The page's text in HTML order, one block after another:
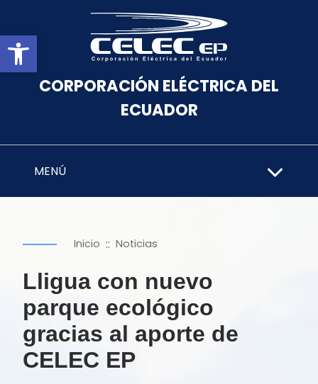
Abrir barra de herramientas
CORPORACIÓN ELÉCTRICA DEL
ECUADOR
MENÚ
Inicio :: Noticias
Lligua con nuevo
parque ecológico
gracias al aporte de
CELEC EP